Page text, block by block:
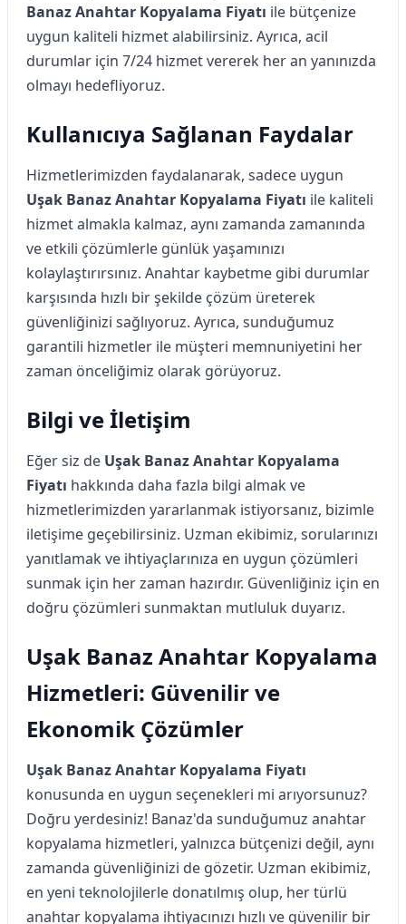
Banaz Anahtar Kopyalama Fiyatı ile bütçenize
uygun kaliteli hizmet alabilirsiniz. Ayrıca, acil
durumlar için 7/24 hizmet vererek her an yanınızda
olmayı hedefliyoruz.
Kullanıcıya Sağlanan Faydalar
Hizmetlerimizden faydalanarak, sadece uygun
Uşak Banaz Anahtar Kopyalama Fiyatı ile kaliteli
hizmet almakla kalmaz, aynı zamanda zamanında
ve etkili çözümlerle günlük yaşamınızı
kolaylaştırırsınız. Anahtar kaybetme gibi durumlar
karşısında hızlı bir şekilde çözüm üreterek
güvenliğinizi sağlıyoruz. Ayrıca, sunduğumuz
garantili hizmetler ile müşteri memnuniyetini her
zaman önceliğimiz olarak görüyoruz.
Bilgi ve İletişim
Eğer siz de Uşak Banaz Anahtar Kopyalama
Fiyatı hakkında daha fazla bilgi almak ve
hizmetlerimizden yararlanmak istiyorsanız, bizimle
iletişime geçebilirsiniz. Uzman ekibimiz, sorularınızı
yanıtlamak ve ihtiyaçlarınıza en uygun çözümleri
sunmak için her zaman hazırdır. Güvenliğiniz için en
doğru çözümleri sunmaktan mutluluk duyarız.
Uşak Banaz Anahtar Kopyalama
Hizmetleri: Güvenilir ve
Ekonomik Çözümler
Uşak Banaz Anahtar Kopyalama Fiyatı
konusunda en uygun seçenekleri mi arıyorsunuz?
Doğru yerdesiniz! Banaz'da sunduğumuz anahtar
kopyalama hizmetleri, yalnızca bütçenizi değil, aynı
zamanda güvenliğinizi de gözetir. Uzman ekibimiz,
en yeni teknolojilerle donatılmış olup, her türlü
anahtar kopyalama ihtiyacınızı hızlı ve güvenilir bir